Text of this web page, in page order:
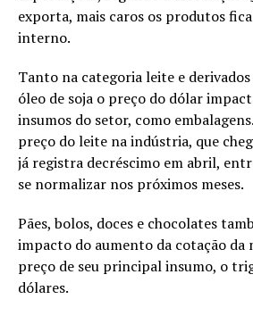
exporta, mais caros os produtos
interno.
Tanto na categoria leite e
óleo de soja o preço do dólar
insumos do setor, como
preço do leite na indústria, que
já registra decréscimo em abril,
se normalizar nos próximos meses.
Pães, bolos, doces e chocolates
impacto do aumento da cotação da
preço de seu principal insumo, o
dólares.